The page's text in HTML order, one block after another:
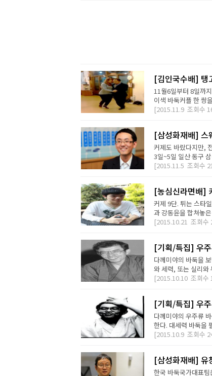
[김인국수배] 탱
11월6일부터 8일까
이색 바둑커플 한 쌍
[2015.11.9 조회수
[삼성화재배] 스
커제도 바랐다지만,
3일~5일 일산 동구
[2015.11.5 조회수
[농심신라면배]
커제 9단. 튀는 스타
과 강동윤을 합쳐놓
[2015.10.21 조회수
[기획/특집] 우
다께미야의 바둑을
와 세력, 또는 실리와
[2015.10.10 조회수
[기획/특집] 우
다께미야의 우주류
한다. 대세력 바둑을
[2015.10.9 조회수
[삼성화재배] 유
한국 바둑국가대표